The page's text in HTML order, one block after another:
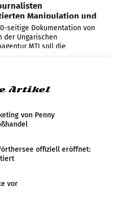
Manipulation und
seitige Dokumentation von
der Ungarischen
MTI soll die
Nachrichten-Manipulation und
Artikel
von Penny
offiziell eröffnet:
vor